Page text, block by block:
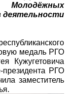
Молодёжных
деятельности
медаль РГО
Кужугетовича
президента РГО
заместитель